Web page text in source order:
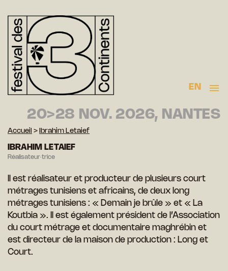
EN
20>28 NOV. 2026, NANTES
Accueil > Ibrahim Letaief
IBRAHIM LETAIEF
Réalisateur·trice
Il est réalisateur et producteur de plusieurs court
métrages tunisiens et africains, de deux long
métrages tunisiens : « Demain je brûle » et « La
Koutbia ». Il est également président de l’Association
du court métrage et documentaire maghrébin et
est directeur de la maison de production : Long et
Court.